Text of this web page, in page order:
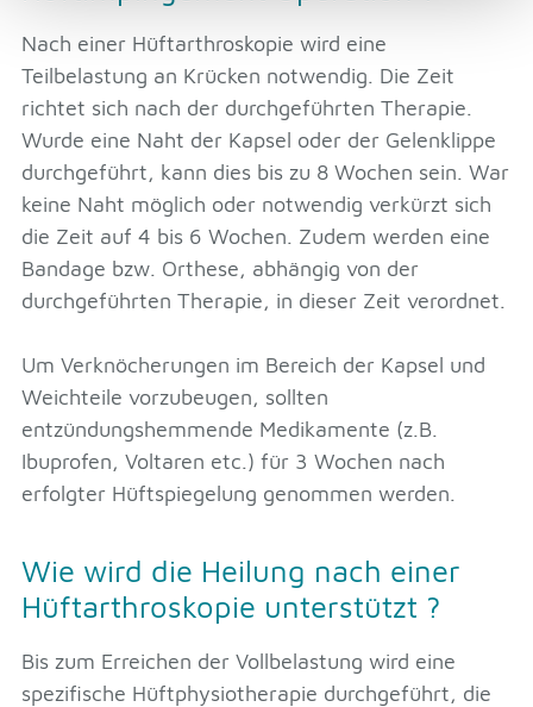
Nach einer Hüftarthroskopie wird eine
Teilbelastung an Krücken notwendig. Die Zeit
richtet sich nach der durchgeführten Therapie.
Wurde eine Naht der Kapsel oder der Gelenklippe
durchgeführt, kann dies bis zu 8 Wochen sein. War
keine Naht möglich oder notwendig verkürzt sich
die Zeit auf 4 bis 6 Wochen. Zudem werden eine
Bandage bzw. Orthese, abhängig von der
durchgeführten Therapie, in dieser Zeit verordnet.
Um Verknöcherungen im Bereich der Kapsel und
Weichteile vorzubeugen, sollten
entzündungshemmende Medikamente (z.B.
Ibuprofen, Voltaren etc.) für 3 Wochen nach
erfolgter Hüftspiegelung genommen werden.
Wie wird die Heilung nach einer
Hüftarthroskopie unterstützt ?
Bis zum Erreichen der Vollbelastung wird eine
spezifische Hüftphysiotherapie durchgeführt, die